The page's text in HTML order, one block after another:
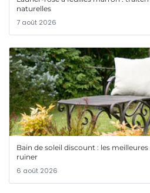
naturelles
7 août 2026
Bain de soleil discount : les
ruiner
6 août 2026